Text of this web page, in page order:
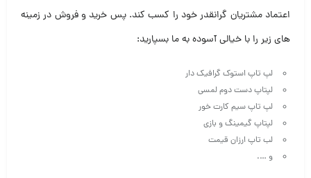
اعتماد مشتریان گرانقدر خود را کسب کند. پس خرید و فروش در زمینه
های زیر را با خیالی آسوده به ما بسپارید:
لپ تاپ استوک گرافیک دار
لپتاپ دست دوم لمسی
لپ تاپ سیم کارت خور
لپتاپ گیمینگ و بازی
لب تاپ ارزان قیمت
و ….